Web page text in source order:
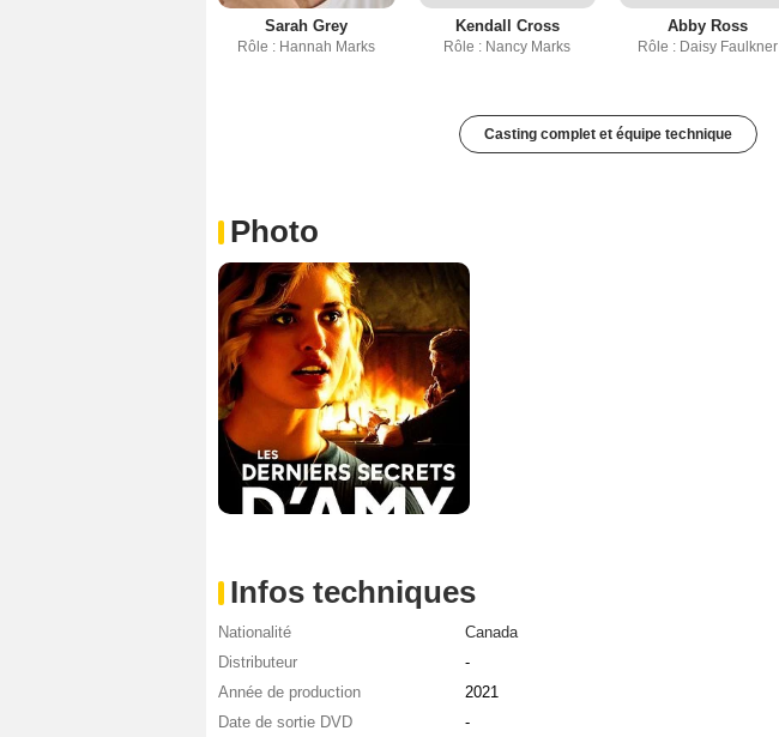
Sarah Grey
Rôle : Hannah Marks
Kendall Cross
Rôle : Nancy Marks
Abby Ross
Rôle : Daisy Faulkner
Casting complet et équipe technique
Photo
Infos techniques
Nationalité
Canada
Distributeur
-
Année de production
2021
Date de sortie DVD
-